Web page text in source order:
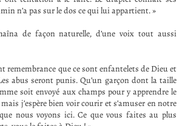
n’a pas sur le dos ce qui lui appartient. »
de façon naturelle, d’une voix tout aussi
remembrance que ce sont enfantelets de Dieu et
abus seront punis. Qu’un garçon dont la taille
soit envoyé aux champs pour y apprendre le
j’espère bien voir courir et s’amuser en notre
nous voyons ici. Ce que vous faites au plus